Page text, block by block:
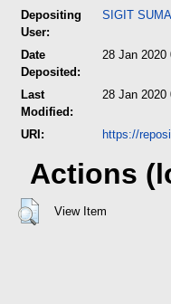
Depositing
User:
SIGIT
Date
Deposited:
28 Jan 2020
Last
Modified:
28 Jan 2020
URI: https://
Actions
View Item